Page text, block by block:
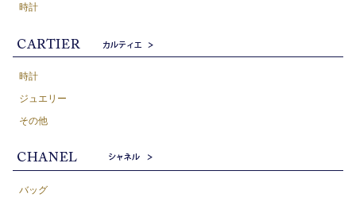
時計
時計
ジュエリー
その他
バッグ